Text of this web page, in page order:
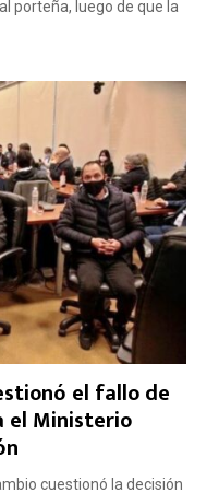
porteña, luego de que la
el fallo de
el Ministerio
cuestionó la decisión